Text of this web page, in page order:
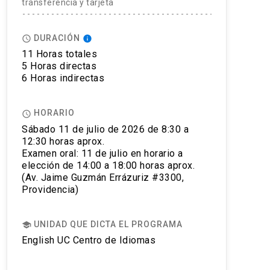
transferencia y tarjeta
access_time DURACIÓN info
11 Horas totales
5 Horas directas
6 Horas indirectas
access_time HORARIO
Sábado 11 de julio de 2026 de 8:30 a
12:30 horas aprox.
Examen oral: 11 de julio en horario a
elección de 14:00 a 18:00 horas aprox.
(Av. Jaime Guzmán Errázuriz #3300,
Providencia)
school UNIDAD QUE DICTA EL PROGRAMA
English UC Centro de Idiomas